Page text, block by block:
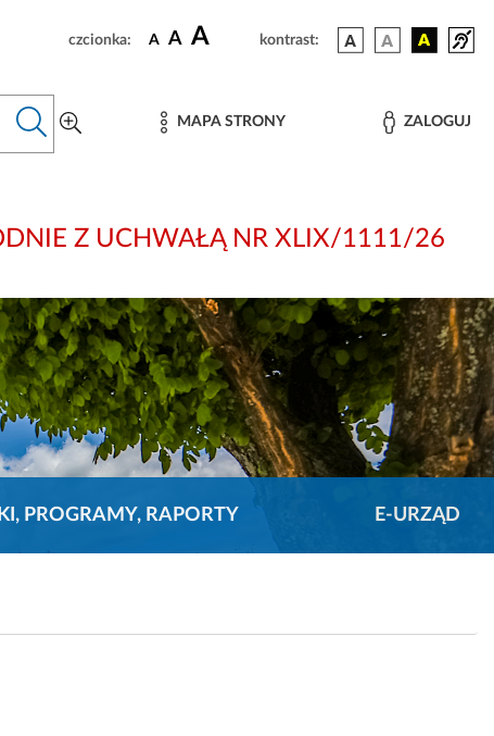
czcionka: A A A kontrast:
MAPA STRONY ZALOGUJ
Z UCHWAŁĄ NR XLIX/1111/26
PROGRAMY, RAPORTY E-URZĄD